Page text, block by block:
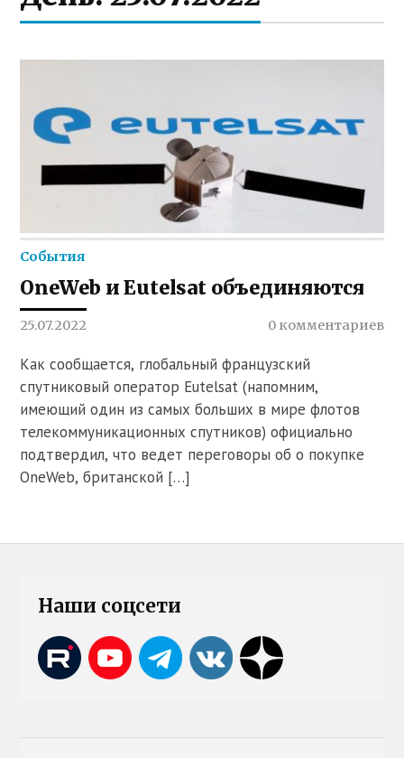
События
OneWeb и Eutelsat объединяются
25.07.2022 0 комментариев
Как сообщается, глобальный французский
спутниковый оператор Eutelsat (напомним,
имеющий один из самых больших в мире флотов
телекоммуникационных спутников) официально
подтвердил, что ведет переговоры об о покупке
OneWeb, британской […]
Наши соцсети